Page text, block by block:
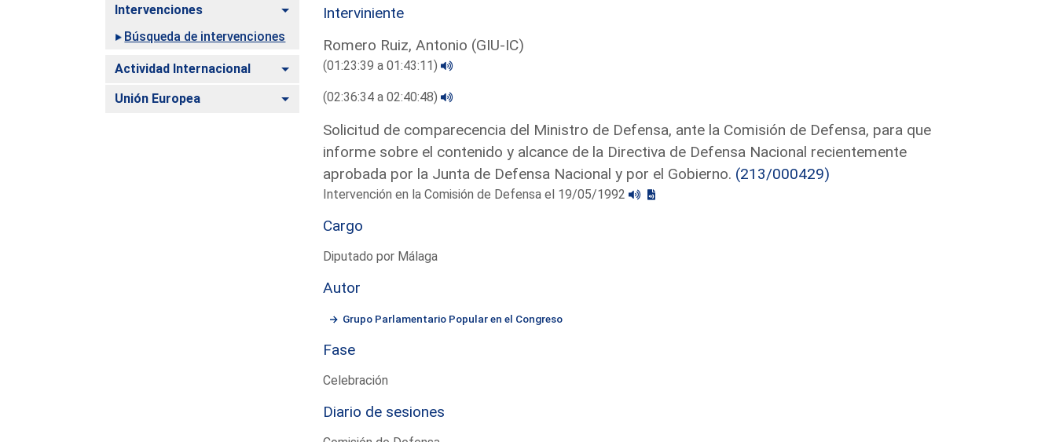
Intervenciones
Alternar
Búsqueda de intervenciones
Actividad Internacional Alternar
Unión Europea Alternar
Interviniente
Romero Ruiz, Antonio (GIU-IC)
(01:23:39 a 01:43:11)
(02:36:34 a 02:40:48)
Solicitud de comparecencia del Ministro de Defensa, ante la Comisión de Defensa, para que
informe sobre el contenido y alcance de la Directiva de Defensa Nacional recientemente
aprobada por la Junta de Defensa Nacional y por el Gobierno. (213/000429)
Intervención en la Comisión de Defensa el 19/05/1992
Cargo
Diputado por Málaga
Autor
Grupo Parlamentario Popular en el Congreso
Fase
Celebración
Diario de sesiones